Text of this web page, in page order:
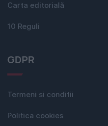
Carta editorială
10 Reguli
GDPR
Termeni si conditii
Politica cookies